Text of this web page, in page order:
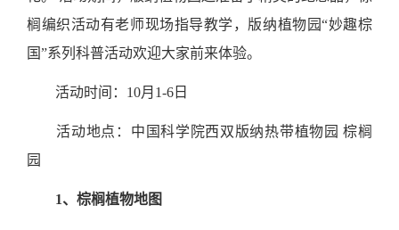
榈编织活动有老师现场指导教学，版纳植物园“妙趣棕
国”系列科普活动欢迎大家前来体验。
活动时间： 10月 1-6 日
活动地点：中国科学院西双版纳热带植物园 棕榈
园
1、 棕榈植物地图